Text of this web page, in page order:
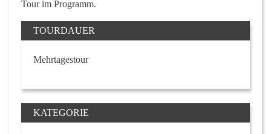
Tour im Programm.
TOURDAUER
Mehrtagestour
KATEGORIE